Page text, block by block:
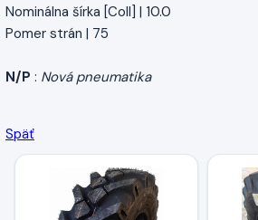
Nominálna šírka [Coll] | 10.0
Pomer strán | 75
N/P : Nová pneumatika
Späť